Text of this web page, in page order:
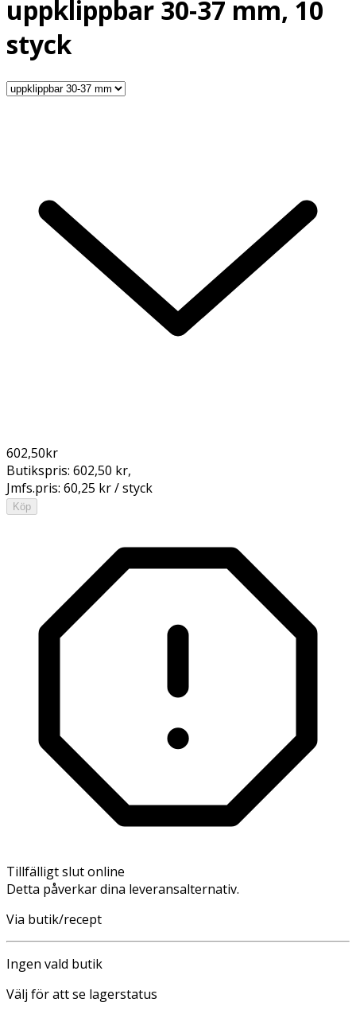
uppklippbar 30-37 mm, 10
styck
602,50kr
Butikspris: 602,50 kr,
Jmfs.pris: 60,25 kr / styck
Köp
Tillfälligt slut online
Detta påverkar dina leveransalternativ.
Via butik/recept
Ingen vald butik
Välj för att se lagerstatus